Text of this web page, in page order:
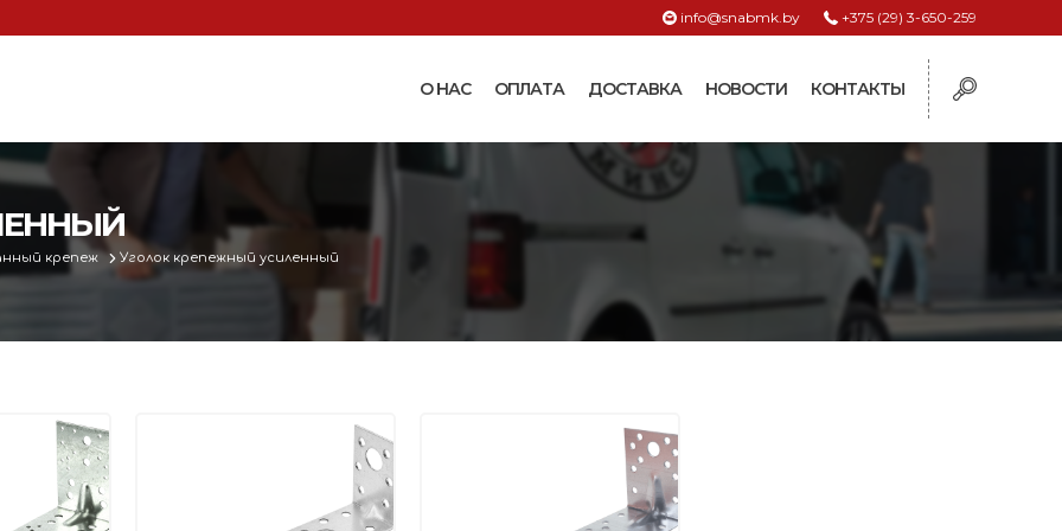
+375 (29) 3-650-259
info@snabmk.by
О НАС ОПЛАТА ДОСТАВКА НОВОСТИ КОНТАКТЫ
и
аппаратов
Машинки и ножницы для
Термошкафы
Поилки и кормушки
Бункерные кормушки и
Ниппельные поилки для птиц
крепеж Уголок крепежный усиленный